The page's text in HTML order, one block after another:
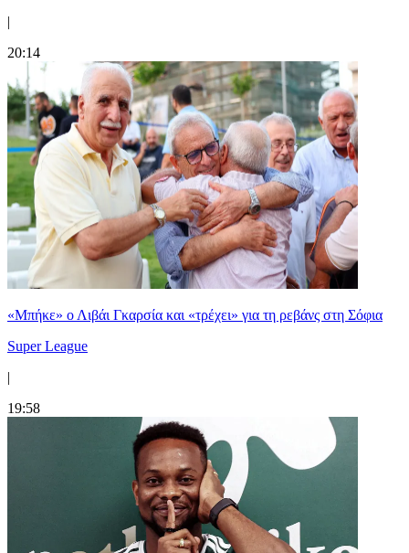
|
20:14
«Μπήκε» ο Λιβάι Γκαρσία και «τρέχει» για τη ρεβάνς στη Σόφια
Super League
|
19:58